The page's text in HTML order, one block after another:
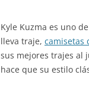
Kyle Kuzma es uno
lleva traje, camisetas
sus mejores trajes al
hace que su estilo